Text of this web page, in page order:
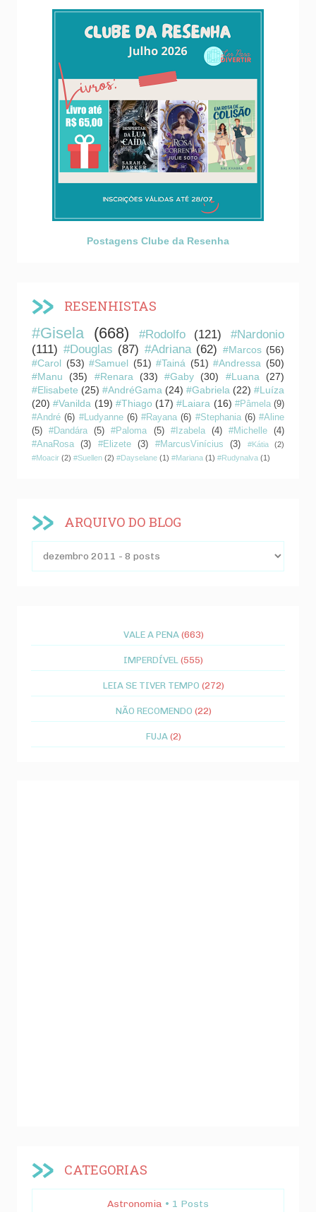
Postagens Clube da Resenha
RESENHISTAS
#Gisela (668) #Rodolfo (121)
#Nardonio
(111) #Douglas (87) #Adriana (62) #Marcos (56)
#Carol (53) #Samuel (51) #Tainá (51) #Andressa (50)
#Manu
(35) #Renara (33) #Gaby (30) #Luana
(27)
#Elisabete (25) #AndréGama (24) #Gabriela (22) #Luíza
(20) #Vanilda (19) #Thiago (17) #Laiara (16) #Pâmela (9)
#André (6) #Ludyanne (6) #Rayana (6) #Stephania (6) #Aline
(5)
#Dandára (5) #Paloma (5) #Izabela (4) #Michelle
(4)
#AnaRosa
(3) #Elizete (3) #MarcusVinícius (3) #Kátia
(2)
#Moacir (2) #Suellen (2) #Dayselane (1) #Mariana (1) #Rudynalva (1)
ARQUIVO DO BLOG
VALE A PENA (663)
IMPERDÍVEL(555)
LEIA SE TIVER TEMPO (272)
NÃO RECOMENDO (22)
FUJA (2)
CATEGORIAS
Astronomia • 1 Posts